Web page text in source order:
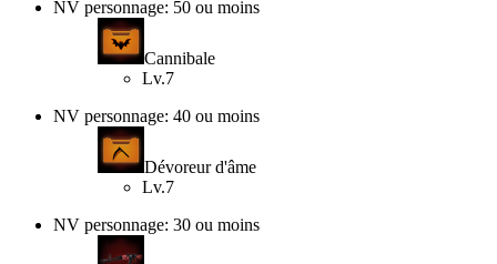
NV personnage: 50 ou moins
Cannibale
Lv.7
NV personnage: 40 ou moins
Dévoreur d'âme
Lv.7
NV personnage: 30 ou moins